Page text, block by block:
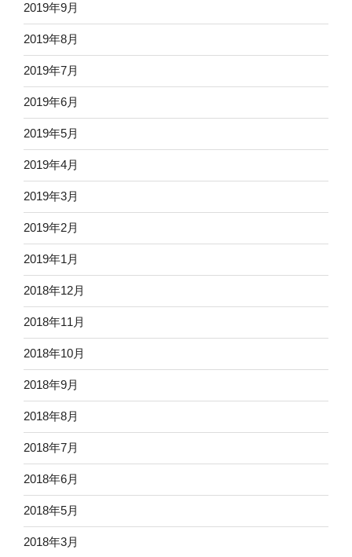
2019年9月
2019年8月
2019年7月
2019年6月
2019年5月
2019年4月
2019年3月
2019年2月
2019年1月
2018年12月
2018年11月
2018年10月
2018年9月
2018年8月
2018年7月
2018年6月
2018年5月
2018年3月